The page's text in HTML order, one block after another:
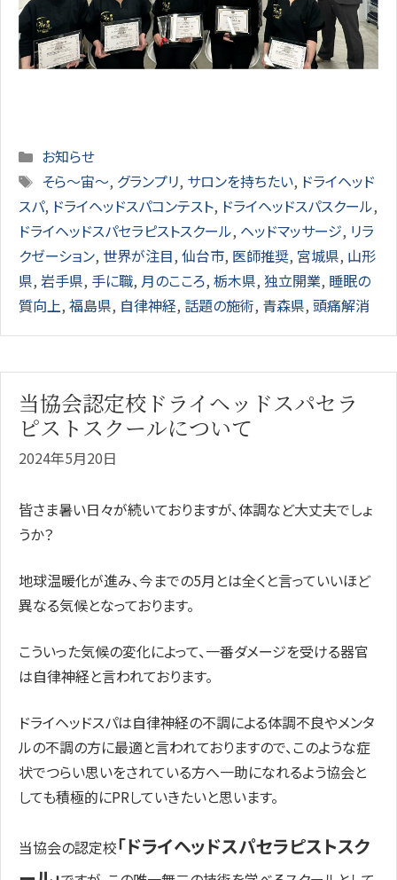
Categories
お知らせ
Tags
そら～宙～, グランプリ, サロンを持ちたい, ドライヘッド
スパ, ドライヘッドスパコンテスト, ドライヘッドスパスクール,
ドライヘッドスパセラピストスクール, ヘッドマッサージ, リラ
クゼーション, 世界が注目, 仙台市, 医師推奨, 宮城県, 山形
県, 岩手県, 手に職, 月のこころ, 栃木県, 独立開業, 睡眠の
質向上, 福島県, 自律神経, 話題の施術, 青森県, 頭痛解消
当協会認定校ドライヘッドスパセラ
ピストスクールについて
2024年5月20日
皆さま暑い日々が続いておりますが、体調など大丈夫でしょ
うか？
地球温暖化が進み、今までの5月とは全くと言っていいほど
異なる気候となっております。
こういった気候の変化によって、一番ダメージを受ける器官
は自律神経と言われております。
ドライヘッドスパは自律神経の不調による体調不良やメンタ
ルの不調の方に最適と言われておりますので、このような症
状でつらい思いをされている方へ一助になれるよう協会と
しても積極的にPRしていきたいと思います。
当協会の認定校「ドライヘッドスパセラピストスク